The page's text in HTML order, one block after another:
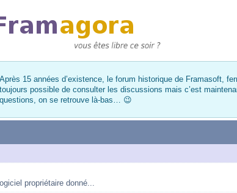
Après 15 années d’existence, le forum historique de Framasoft,
toujours possible de consulter les discussions mais c’est
questions, on se retrouve là-bas… 😉
propriétaire donné...